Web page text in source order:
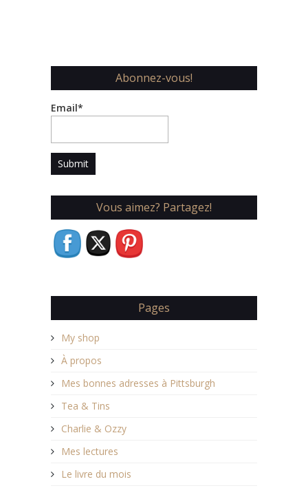
Abonnez-vous!
Email*
Vous aimez? Partagez!
Pages
My shop
À propos
Mes bonnes adresses à Pittsburgh
Tea & Tins
Charlie & Ozzy
Mes lectures
Le livre du mois